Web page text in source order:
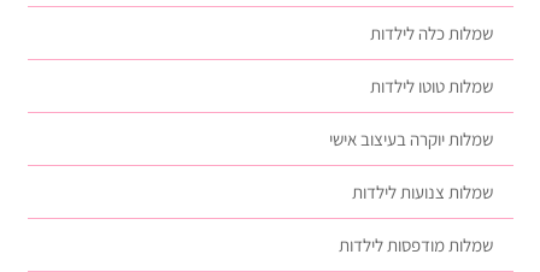
שמלות כלה לילדות
שמלות טוטו לילדות
שמלות יוקרה בעיצוב אישי
שמלות צנועות לילדות
שמלות מודפסות לילדות